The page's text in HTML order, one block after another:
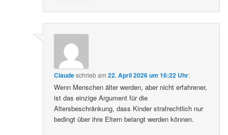
Claudeschriebam22. April 2026 um 16:22 Uhr:
Wenn Menschen älter werden, aber nicht erfahrener,
ist das einzige Argument für die
Altersbeschränkung, dass Kinder strafrechtlich nur
bedingt über ihre Eltern belangt werden können.